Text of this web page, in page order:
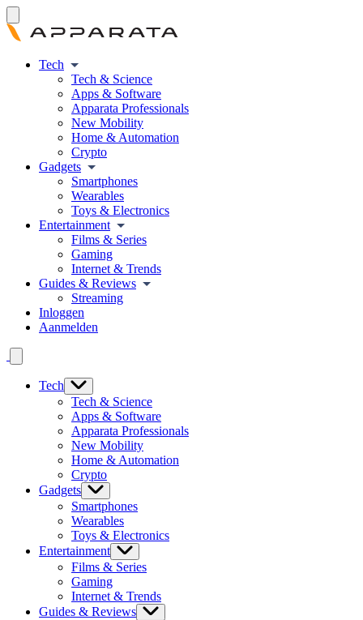
Tech
Tech & Science
Apps & Software
Apparata Professionals
New Mobility
Home & Automation
Crypto
Gadgets
Smartphones
Wearables
Toys & Electronics
Entertainment
Films & Series
Gaming
Internet & Trends
Guides & Reviews
Streaming
Inloggen
Aanmelden
Tech
Tech & Science
Apps & Software
Apparata Professionals
New Mobility
Home & Automation
Crypto
Gadgets
Smartphones
Wearables
Toys & Electronics
Entertainment
Films & Series
Gaming
Internet & Trends
Guides & Reviews